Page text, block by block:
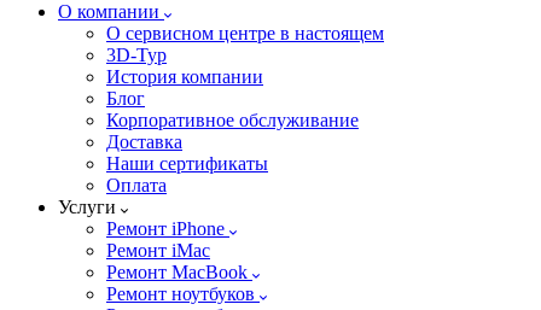
О компании
О сервисном центре в настоящем
3D-Тур
История компании
Блог
Корпоративное обслуживание
Доставка
Наши сертификаты
Оплата
Услуги
Ремонт iPhone
Ремонт iMac
Ремонт MacBook
Ремонт ноутбуков